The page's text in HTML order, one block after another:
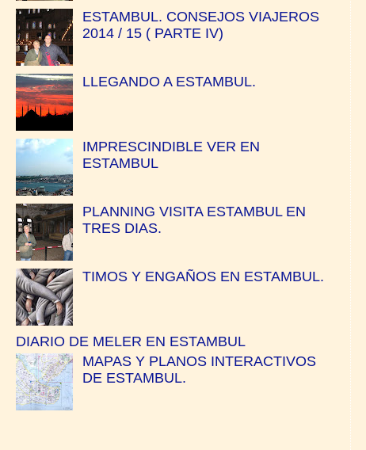
ESTAMBUL. CONSEJOS VIAJEROS
2014 / 15 ( PARTE IV)
LLEGANDO A ESTAMBUL.
IMPRESCINDIBLE VER EN
ESTAMBUL
PLANNING VISITA ESTAMBUL EN
TRES DIAS.
TIMOS Y ENGAÑOS EN ESTAMBUL.
DIARIO DE MELER EN ESTAMBUL
MAPAS Y PLANOS INTERACTIVOS
DE ESTAMBUL.